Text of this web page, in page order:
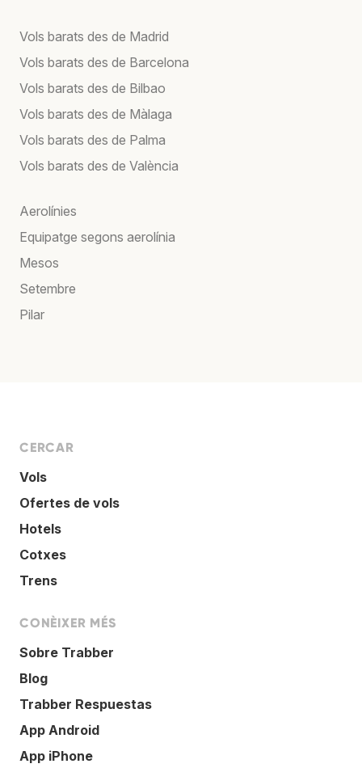
Vols barats des de Madrid
Vols barats des de Barcelona
Vols barats des de Bilbao
Vols barats des de Màlaga
Vols barats des de Palma
Vols barats des de València
Aerolínies
Equipatge segons aerolínia
Mesos
Setembre
Pilar
CERCAR
Vols
Ofertes de vols
Hotels
Cotxes
Trens
CONÈIXER MÉS
Sobre Trabber
Blog
Trabber Respuestas
App Android
App iPhone